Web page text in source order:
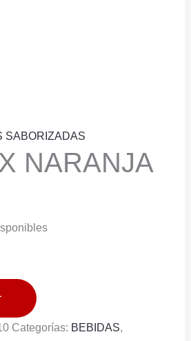
SABORIZADAS
NARANJA
Categorías: BEBIDAS,